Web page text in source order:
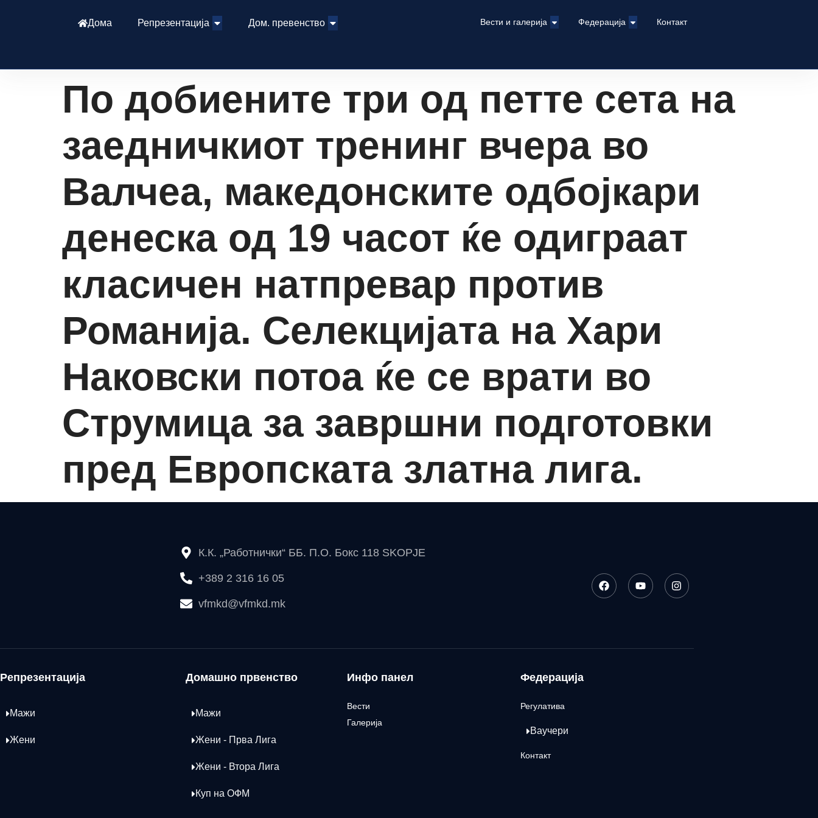
Дома Репрезентација Дом. превенство Вести и галерија Федерација Контакт
По добиените три од петте сета на
заедничкиот тренинг вчера во
Валчеа, македонските одбојкари
денеска од 19 часот ќе одиграат
класичен натпревар против
Романија. Селекцијата на Хари
Наковски потоа ќе се врати во
Струмица за завршни подготовки
пред Европската златна лига.
К.К. „Работнички“ ББ. П.О. Бокс 118 SKOPJE
+389 2 316 16 05
vfmkd@vfmkd.mk
Репрезентација
Мажи
Жени
Домашно првенство
Мажи
Жени - Прва Лига
Жени - Втора Лига
Куп на ОФМ
Инфо панел
Вести
Галерија
Федерација
Регулатива
Ваучери
Контакт